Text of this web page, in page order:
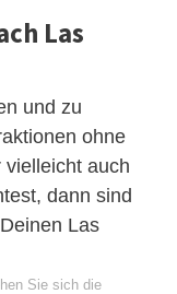
Las
und zu
ohne
auch
dann sind
Las
Sie sich die